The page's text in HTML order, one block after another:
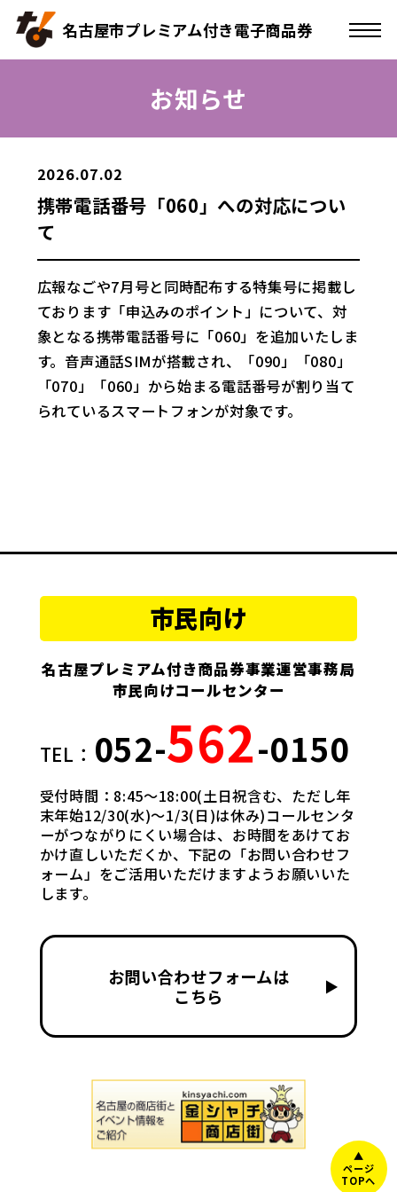
名古屋市プレミアム付き電子商品券
お知らせ
2026.07.02
携帯電話番号「060」への対応につい
て
広報なごや7月号と同時配布する特集号に掲載し
ております「申込みのポイント」について、対
象となる携帯電話番号に「060」を追加いたしま
す。音声通話SIMが搭載され、「090」「080」
「070」「060」から始まる電話番号が割り当て
られているスマートフォンが対象です。
市民向け
名古屋プレミアム付き商品券事業運営事務局
市民向けコールセンター
TEL： 052-562-0150
受付時間：8:45〜18:00(土日祝含む、ただし年
末年始12/30(水)〜1/3(日)は休み)コールセンタ
ーがつながりにくい場合は、お時間をあけてお
かけ直しいただくか、下記の「お問い合わせフ
ォーム」をご活用いただけますようお願いいた
します。
お問い合わせフォームは
こちら
▶
▲
ページ
TOPへ